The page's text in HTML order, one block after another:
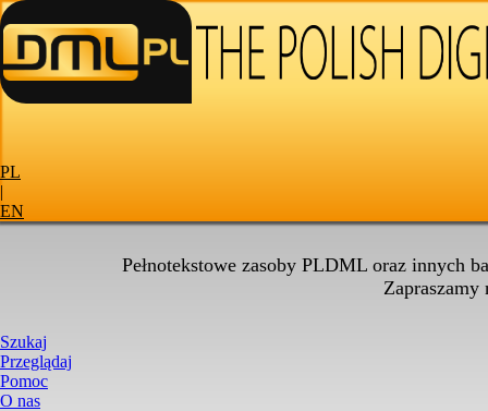
PL
|
EN
Pełnotekstowe zasoby PLDML oraz innych
Zapraszamy
Szukaj
Przeglądaj
Pomoc
O nas